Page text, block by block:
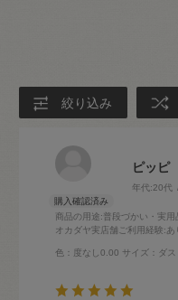
絞り込み
ピッピ
年代:20代
商品の用途:普段づかい・実用
オカダヤ実店舗ご利用経験:あ
色：度なし0.00 サイズ：ダス